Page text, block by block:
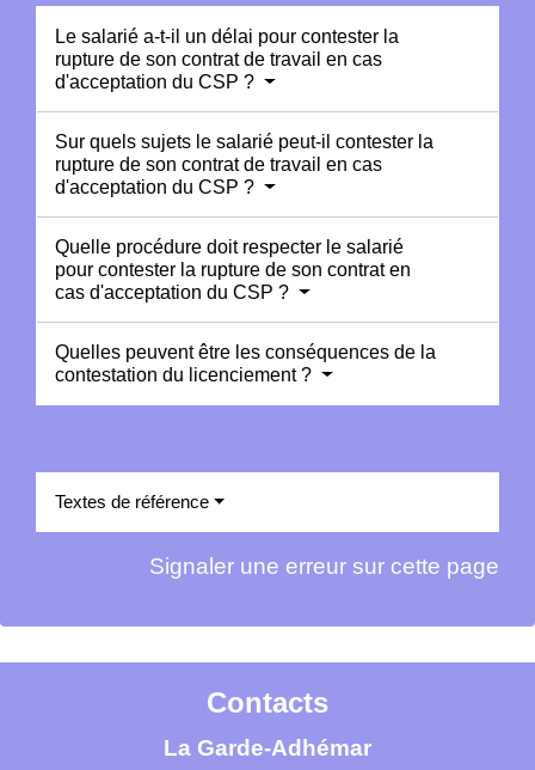
Le salarié a-t-il un délai pour contester la
rupture de son contrat de travail en cas
d'acceptation du CSP ?
Sur quels sujets le salarié peut-il contester la
rupture de son contrat de travail en cas
d'acceptation du CSP ?
Quelle procédure doit respecter le salarié
pour contester la rupture de son contrat en
cas d'acceptation du CSP ?
Quelles peuvent être les conséquences de la
contestation du licenciement ?
Textes de référence
Signaler une erreur sur cette page
Contacts
La Garde-Adhémar